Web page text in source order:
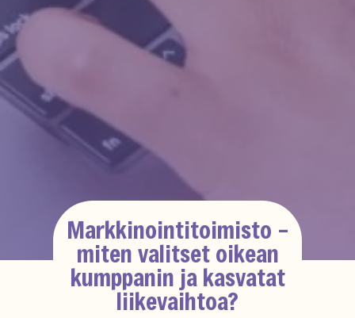
Markkinointitoimisto –
miten valitset oikean
kumppanin ja kasvatat
liikevaihtoa?